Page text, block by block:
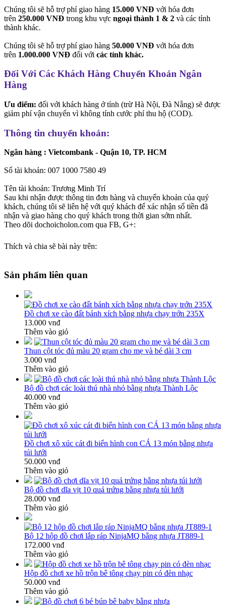
Chúng tôi sẽ hỗ trợ phí giao hàng 15.000 VNĐ với hóa đơn
trên 250.000 VNĐ trong khu vực ngoại thành 1 & 2 và các tỉnh
thành khác.
Chúng tôi sẽ hỗ trợ phí giao hàng 50.000 VNĐ với hóa đơn
trên 1.000.000 VNĐ đối với các tỉnh khác.
Đối Với Các Khách Hàng Chuyển Khoản Ngân
Hàng
Ưu điểm: đối với khách hàng ở tỉnh (trừ Hà Nội, Đà Nẵng) sẽ được
giảm phí vận chuyển vì không tính cước phí thu hộ (COD).
Thông tin chuyển khoản:
Ngân hàng : Vietcombank - Quận 10, TP. HCM
Số tài khoản: 007 1000 7580 49
Tên tài khoản: Trương Minh Trí
Sau khi nhận được thông tin đơn hàng và chuyển khoản của quý
khách, chúng tôi sẽ liên hệ với quý khách để xác nhận số tiền đã
nhận và giao hàng cho quý khách trong thời gian sớm nhất.
Theo dõi dochoicholon.com qua FB, G+:
Thích và chia sẽ bài này trên:
Sản phẩm liên quan
Đồ chơi xe cào đất bánh xích bằng nhựa chạy trớn 235X
13.000 vnđ
Thêm vào giỏ
Thun cột tóc đủ màu 20 gram cho mẹ và bé dài 3 cm
3.000 vnđ
Thêm vào giỏ
Bộ đồ chơi các loài thú nhà nhỏ bằng nhựa Thành Lộc
40.000 vnđ
Thêm vào giỏ
Đồ chơi xô xúc cát đi biển hình con CÁ 13 món bằng nhựa
túi lưới
50.000 vnđ
Thêm vào giỏ
Bộ đồ chơi dĩa vịt 10 quả trứng bằng nhựa túi lưới
28.000 vnđ
Thêm vào giỏ
Bộ 12 hộp đồ chơi lắp ráp NinjaMQ bằng nhựa JT889-1
172.000 vnđ
Thêm vào giỏ
Hộp đồ chơi xe hồ trộn bê tông chạy pin có đèn nhạc
50.000 vnđ
Thêm vào giỏ